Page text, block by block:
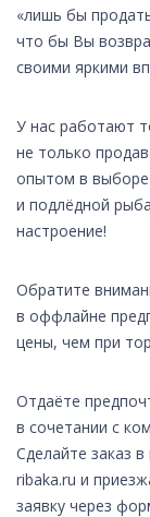
«лишь бы
что бы Вы
своими яркими
У нас работают
не только
опытом в выборе
и подлёдной
настроение!
Обратите
в оффлайне
цены, чем при
Отдаёте
в сочетании с
Сделайте заказ
ribaka.ru и
заявку через